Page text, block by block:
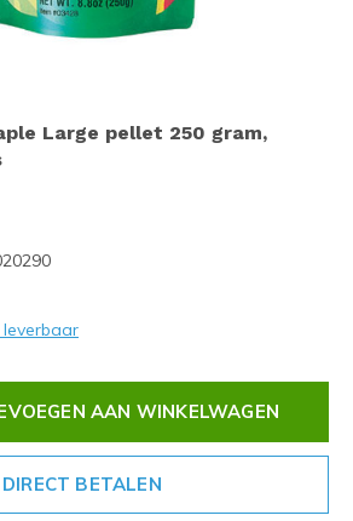
Large pellet 250 gram,
AAN WINKELWAGEN
DIRECT BETALEN